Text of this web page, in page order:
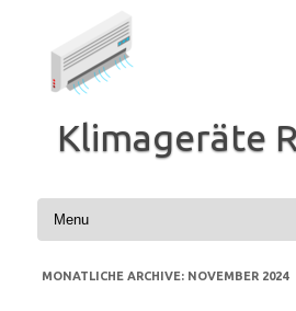
Klimageräte
MONATLICHE ARCHIVE: NOVEMBER 2024